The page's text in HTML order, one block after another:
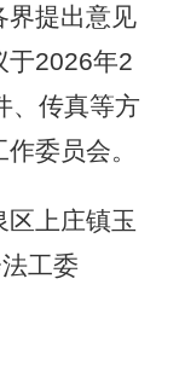
界提出意见
于2026年2
、传真等方
委员会。
上庄镇玉
工委